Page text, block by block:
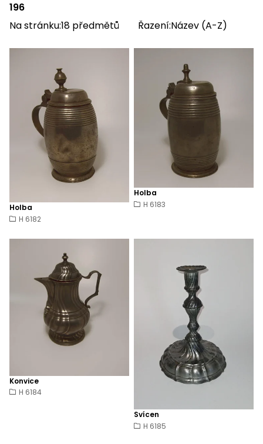
196
Na stránku:18 předmětů Řazení:Název (A-Z)
Holba
H 6182
Holba
H 6183
Konvice
H 6184
Svícen
H 6185